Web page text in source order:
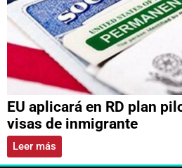
EU aplicará en RD plan
visas de inmigrante
Leer más